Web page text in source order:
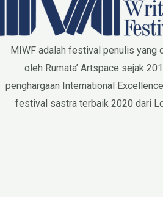
MIWF adalah festival penulis yang
oleh Rumata’ Artspace sejak
penghargaan International
festival sastra terbaik 2020 dari